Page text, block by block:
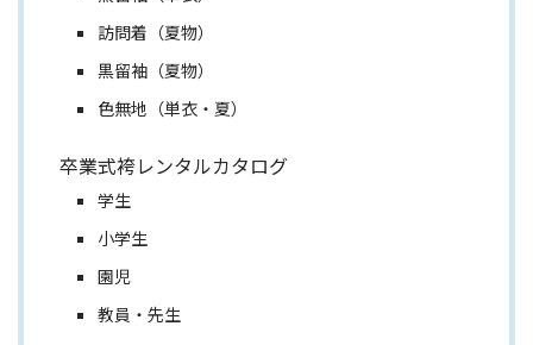
訪問着（夏物）
黒留袖（夏物）
色無地（単衣・夏）
卒業式袴レンタルカタログ
学生
小学生
園児
教員・先生